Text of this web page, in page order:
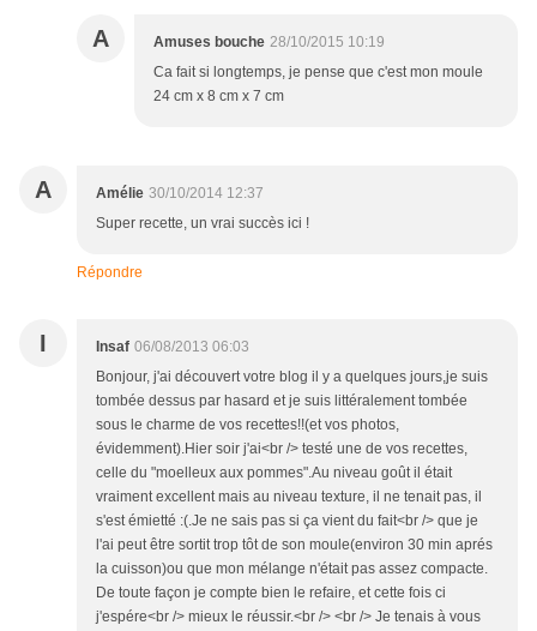
A Amuses bouche 28/10/2015 10:19
Ca fait si longtemps, je pense que c'est mon moule
24 cm x 8 cm x 7 cm
A Amélie 30/10/2014 12:37
Super recette, un vrai succès ici !
Répondre
I Insaf 06/08/2013 06:03
Bonjour, j'ai découvert votre blog il y a quelques jours,je suis
tombée dessus par hasard et je suis littéralement tombée
sous le charme de vos recettes!!(et vos photos,
évidemment).Hier soir j'ai<br /> testé une de vos recettes,
celle du "moelleux aux pommes".Au niveau goût il était
vraiment excellent mais au niveau texture, il ne tenait pas, il
s'est émietté :(.Je ne sais pas si ça vient du fait<br /> que je
l'ai peut être sortit trop tôt de son moule(environ 30 min aprés
la cuisson)ou que mon mélange n'était pas assez compacte.
De toute façon je compte bien le refaire, et cette fois ci
j'espére<br /> mieux le réussir.<br /> <br /> Je tenais à vous